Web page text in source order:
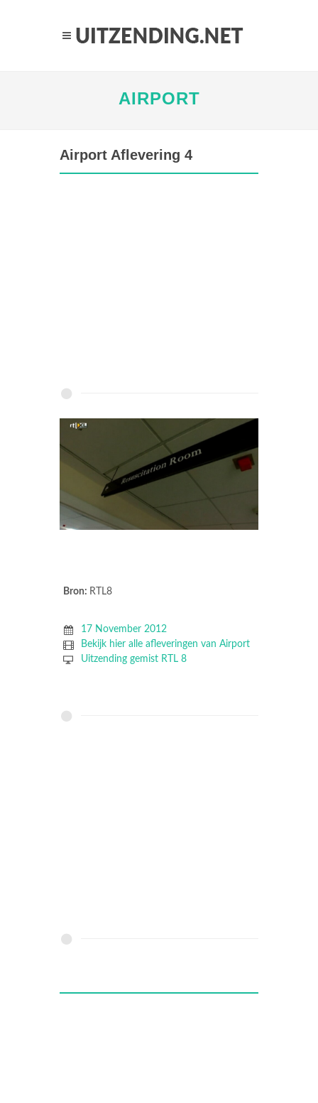
AIRPORT
Airport Aflevering 4
Bron: RTL8
17 November 2012
Bekijk hier alle afleveringen van Airport
Uitzending gemist RTL 8